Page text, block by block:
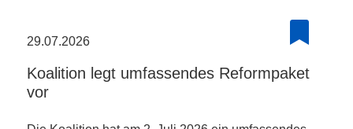
29.07.2026
Koalition legt umfassendes Reformpaket
vor